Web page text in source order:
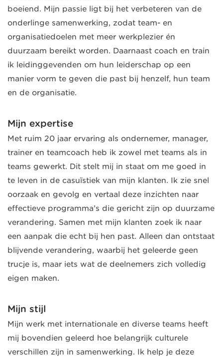
boeiend. Mijn passie ligt bij het verbeteren van de
onderlinge samenwerking, zodat team- en
organisatiedoelen met meer werkplezier én
duurzaam bereikt worden. Daarnaast coach en train
ik leidinggevenden om hun leiderschap op een
manier vorm te geven die past bij henzelf, hun team
en de organisatie.
Mijn expertise
Met ruim 20 jaar ervaring als ondernemer, manager,
trainer en teamcoach heb ik zowel met teams als in
teams gewerkt. Dit stelt mij in staat om me goed in
te leven in de casuïstiek van mijn klanten. Ik zie snel
oorzaak en gevolg en vertaal deze inzichten naar
effectieve programma’s die gericht zijn op duurzame
verandering. Samen met mijn klanten zoek ik naar
een aanpak die echt bij hen past. Alleen dan ontstaat
blijvende verandering, waarbij het geleerde geen
trucje is, maar iets wat de deelnemers zich volledig
eigen maken.
Mijn stijl
Mijn werk met internationale en diverse teams heeft
mij bovendien geleerd hoe belangrijk culturele
verschillen zijn in samenwerking. Ik help je deze